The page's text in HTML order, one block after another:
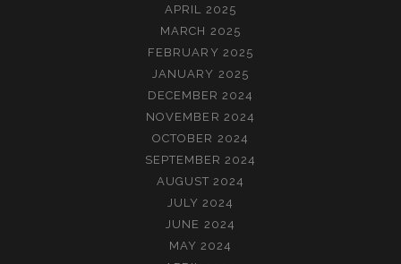
APRIL 2025
MARCH 2025
FEBRUARY 2025
JANUARY 2025
DECEMBER 2024
NOVEMBER 2024
OCTOBER 2024
SEPTEMBER 2024
AUGUST 2024
JULY 2024
JUNE 2024
MAY 2024